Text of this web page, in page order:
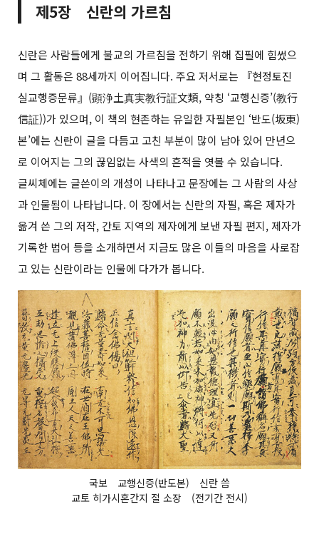
제5장 신란의 가르침
신란은 사람들에게 불교의 가르침을 전하기 위해 집필에 힘썼으
며 그 활동은 88세까지 이어집니다. 주요 저서로는 『현정토진
실교행증문류』(顕浄土真実教行証文類, 약칭 ‘교행신증’(教行
信証))가 있으며, 이 책의 현존하는 유일한 자필본인 ‘반도(坂東)
본’에는 신란이 글을 다듬고 고친 부분이 많이 남아 있어 만년으
로 이어지는 그의 끊임없는 사색의 흔적을 엿볼 수 있습니다.
글씨체에는 글쓴이의 개성이 나타나고 문장에는 그 사람의 사상
과 인물됨이 나타납니다. 이 장에서는 신란의 자필, 혹은 제자가
옮겨 쓴 그의 저작, 간토 지역의 제자에게 보낸 자필 편지, 제자가
기록한 법어 등을 소개하면서 지금도 많은 이들의 마음을 사로잡
고 있는 신란이라는 인물에 다가가 봅니다.
국보 교행신증(반도본) 신란 씀
교토 히가시혼간지 절 소장 (전기간 전시)